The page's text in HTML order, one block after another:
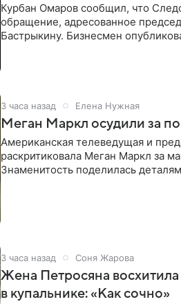
Курбан Омаров сообщил, что
обращение, адресованное
Бастрыкину. Бизнесмен
3 часа назад Елена Нужная
Меган Маркл осудили за
Американская телеведущая и
раскритиковала Меган Маркл за
Знаменитость поделилась
3 часа назад Соня Жарова
Жена Петросяна
в купальнике: «Как сочно»